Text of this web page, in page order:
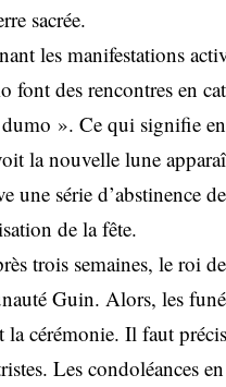
sacrée.
les manifestations
font des rencontres en
». Ce qui signifie
la nouvelle lune
une série d’abstinence
de la fête.
trois semaines, le roi
Guin. Alors, les
la cérémonie. Il faut
Les condoléances